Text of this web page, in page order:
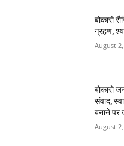
बोकारो
ग्रहण,
August
बोकारो
संवाद,
बनाने पर
August